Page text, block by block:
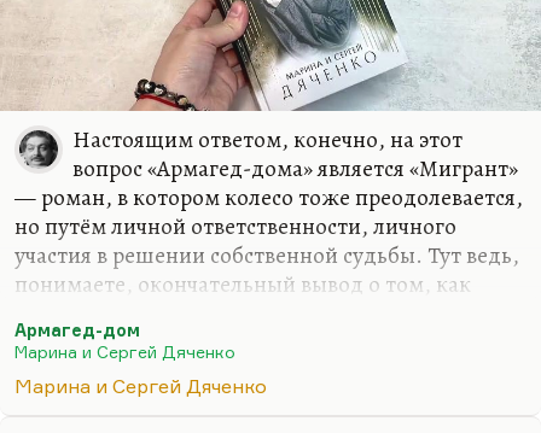
Настоящим ответом, конечно, на этот
вопрос «Армагед-дома» является «Мигрант»
— роман, в котором колесо тоже преодолевается,
но путём личной ответственности, личного
участия в решении собственной судьбы. Тут ведь,
понимаете, окончательный вывод о том, как
Дяченки, а его и гораздо более глубокие
мыслители не могли дать. Хотя и Дяченки сами
по себе, кстати, мыслители довольно
Армагед-дом
Марина и Сергей Дяченко
Марина и Сергей Дяченко